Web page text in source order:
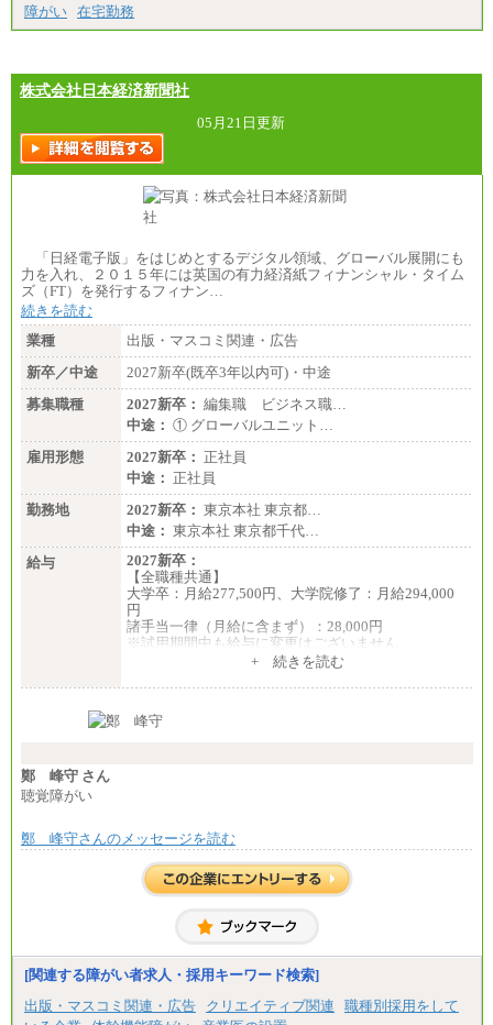
障がい 在宅勤務
株式会社日本経済新聞社
05月21日更新
「日経電子版」をはじめとするデジタル領域、グローバル展開にも
力を入れ、２０１５年には英国の有力経済紙フィナンシャル・タイム
ズ（FT）を発行するフィナン…
続きを読む
業種
出版・マスコミ関連・広告
新卒／中途
2027新卒(既卒3年以内可)・中途
募集職種
2027新卒： 編集職 ビジネス職…
中途： ① グローバルユニット…
雇用形態
2027新卒： 正社員
中途： 正社員
勤務地
2027新卒： 東京本社 東京都…
中途： 東京本社 東京都千代…
給与
2027新卒：
【全職種共通】
大学卒：月給277,500円、大学院修了：月給294,000
円
諸手当一律（月給に含まず）：28,000円
※試用期間中も給与に変更はございません
月給370,000円～
ます。
+ 続きを読む
鄭 峰守 さん
聴覚障がい
鄭 峰守さんのメッセージを読む
[関連する障がい者求人・採用キーワード検索]
出版・マスコミ関連・広告
クリエイティブ関連
職種別採用をして